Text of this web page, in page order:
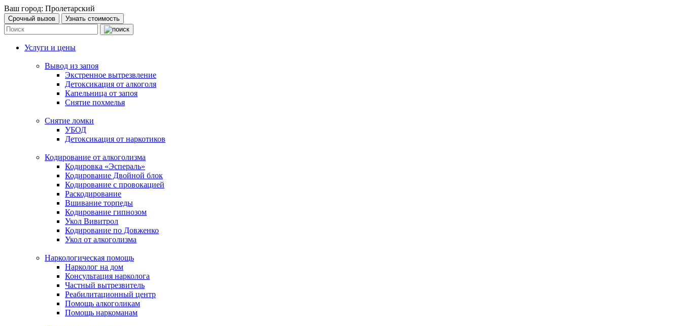
Ваш город: Пролетарский
Срочный вызов Узнать стоимость
Услуги и цены
Вывод из запоя
Экстренное вытрезвление
Детоксикация от алкоголя
Капельница от запоя
Снятие похмелья
Снятие ломки
УБОД
Детоксикация от наркотиков
Кодирование от алкоголизма
Кодировка «Эспераль»
Кодирование Двойной блок
Кодирование с провокацией
Раскодирование
Вшивание торпеды
Кодирование гипнозом
Укол Вивитрол
Кодирование по Довженко
Укол от алкоголизма
Наркологическая помощь
Нарколог на дом
Консультация нарколога
Частный вытрезвитель
Реабилитационный центр
Помощь алкоголикам
Помощь наркоманам